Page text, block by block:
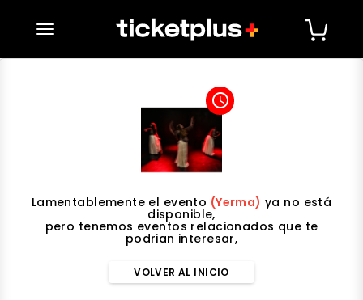
desplegar navegación
access_time
Lamentablemente el evento (Yerma) ya no está
disponible,
pero tenemos eventos relacionados que te
podrian interesar,
VOLVER AL INICIO